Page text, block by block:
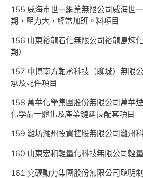
155 威海市世一網業無限公司威海世
期，壓力大，經常加班。料項目
156 山東裕龍石化無限公司裕龍島煉
期）
157 中博南方軸承科技（聊城）無限
承及配件項目
158 萬華化學集團股份無限公司萬華
化學品一體化及產業鏈延長配套項目
159 濰坊濰州投資控股無限公司濰州
160 山東宏和輕量化科技無限公司輕
161 兗礦動力集團股份無限公司聰明